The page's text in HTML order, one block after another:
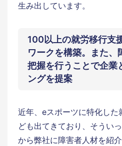
生み出しています。
100以上の就労移行支
ワークを構築。また、
把握を行うことで企業
ングを提案
近年、eスポーツに特化した
ども出てきており、そうい
から弊社に障害者人材を紹